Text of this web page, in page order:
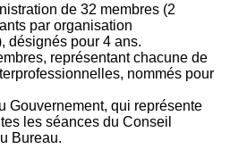
de 32 membres (2
par organisation
désignés pour 4 ans.
représentant chacune de
nommés pour
Gouvernement, qui représente
les séances du Conseil
Bureau.